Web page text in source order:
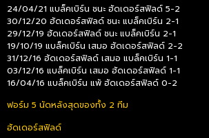
24/04/21 แบล็คเบิร์น ชนะ ฮัดเดอร์สฟิลด์ 5-2
30/12/20 ฮัดเดอร์สฟิลด์ ชนะ แบล็คเบิร์น 2-1
29/12/19 ฮัดเดอร์สฟิลด์ ชนะ แบล็คเบิร์น 2-1
19/10/19 แบล็คเบิร์น เสมอ ฮัดเดอร์สฟิลด์ 2-2
31/12/16 ฮัดเดอร์สฟิลด์ เสมอ แบล็คเบิร์น 1-1
03/12/16 แบล็คเบิร์น เสมอ ฮัดเดอร์สฟิลด์ 1-1
16/04/16 แบล็คเบิร์น แพ้ ฮัดเดอร์สฟิลด์ 0-2
ฟอร์ม 5 นัดหลังสุดของทั้ง 2 ทีม
ฮัดเดอร์สฟิลด์